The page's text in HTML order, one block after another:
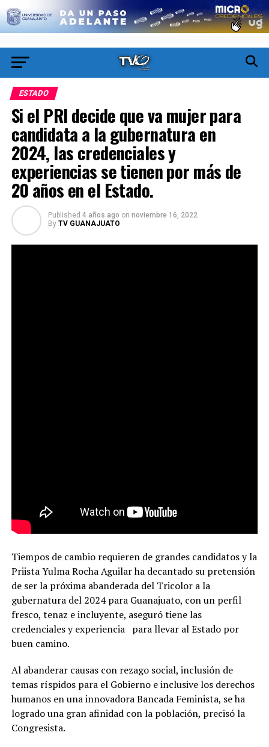
ESTADO
Si el PRI decide que va mujer para
candidata a la gubernatura en
2024, las credenciales y
experiencias se tienen por más de
20 años en el Estado.
Published 4 años ago on noviembre 16, 2022
By TV GUANAJUATO
Tiempos de cambio requieren de grandes candidatos y la
Priista Yulma Rocha Aguilar ha decantado su pretensión
de ser la próxima abanderada del Tricolor a la
gubernatura del 2024 para Guanajuato, con un perfil
fresco, tenaz e incluyente, aseguró tiene las
credenciales y experiencia para llevar al Estado por
buen camino.
Al abanderar causas con rezago social, inclusión de
temas ríspidos para el Gobierno e inclusive los derechos
humanos en una innovadora Bancada Feminista, se ha
logrado una gran afinidad con la población, precisó la
Congresista.